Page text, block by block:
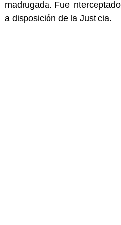
madrugada. Fue
a disposición de la Justicia.